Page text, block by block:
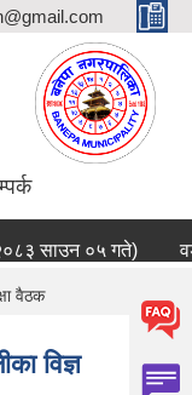
साउन ०५ गते)
वैठक
विज्ञ